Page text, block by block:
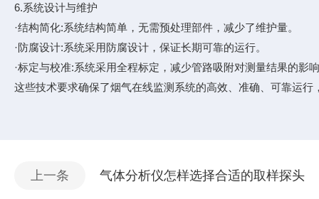
6.系统设计与维护
·结构简化:系统结构简单，无需预处理部件，减少了维护量。
·防腐设计:系统采用防腐设计，保证长期可靠的运行。
·标定与校准:系统采用全程标定，减少管路吸附对测量结果的影
这些技术要求确保了烟气在线监测系统的高效、准确、可靠运
上一条 气体分析仪怎样选择合适的取样探头